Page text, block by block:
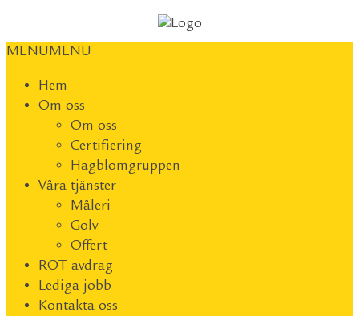
MENUMENU
Hem
Om oss
Om oss
Certifiering
Hagblomgruppen
Våra tjänster
Måleri
Golv
Offert
ROT-avdrag
Lediga jobb
Kontakta oss